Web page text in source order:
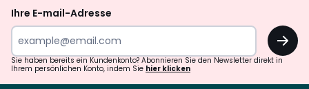
Ihre E-mail-Adresse
OK
Sie haben bereits ein Kundenkonto? Abonnieren Sie den Newsletter direkt in
Ihrem persönlichen Konto, indem Sie hier klicken